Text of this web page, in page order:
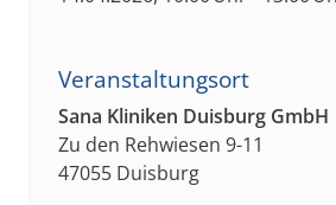
Veranstaltungsort
Sana Kliniken Duisburg GmbH
Zu den Rehwiesen 9-11
47055 Duisburg